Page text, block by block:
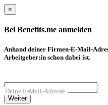
×
Bei Benefits.me anmelden
Anhand deiner Firmen-E-Mail-
Arbeitgeber:in schon dabei ist.
Deine E-Mail-Adresse
Weiter